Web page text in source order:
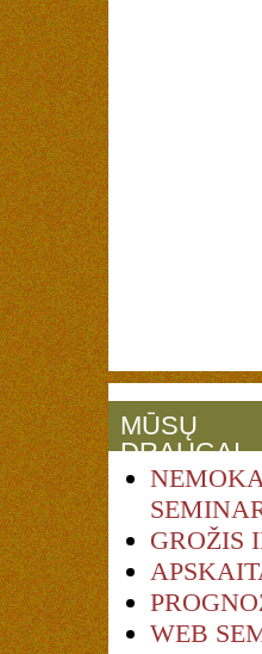
MŪSŲ
DRAUGAI
GROŽIS
WEB